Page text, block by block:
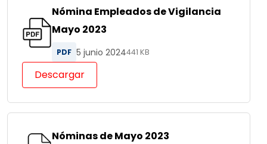
Nómina Empleados de Vigilancia
Mayo 2023
PDF 5 junio 2024441 KB
Descargar
Nóminas de Mayo 2023